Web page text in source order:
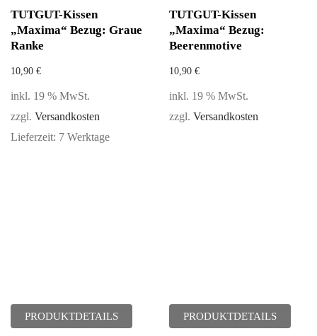
TUTGUT-Kissen
„Maxima“ Bezug: Graue
Ranke
10,90 €
inkl. 19 % MwSt.
zzgl. Versandkosten
Lieferzeit: 7 Werktage
PRODUKTDETAILS
TUTGUT-Kissen
„Maxima“ Bezug:
Beerenmotive
10,90 €
inkl. 19 % MwSt.
zzgl. Versandkosten
PRODUKTDETAILS